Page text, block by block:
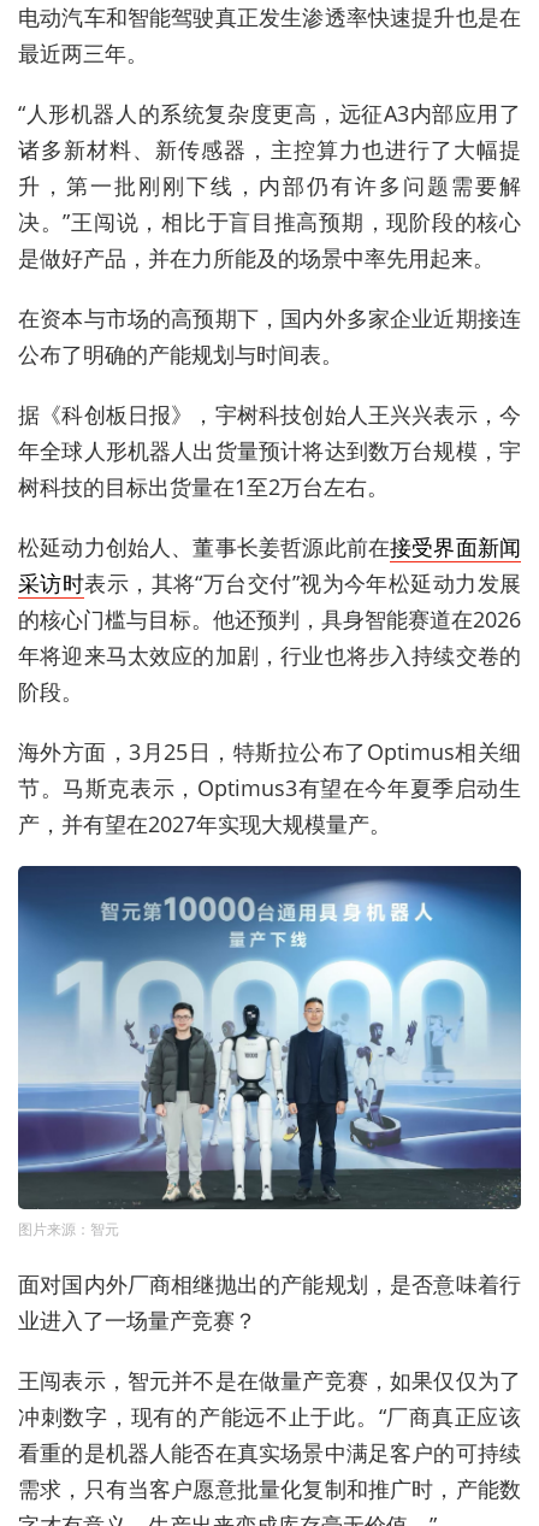
电动汽车和智能驾驶真正发生渗透率快速提升也是在
最近两三年。
“人形机器人的系统复杂度更高，远征A3内部应用了
诸多新材料、新传感器，主控算力也进行了大幅提
升，第一批刚刚下线，内部仍有许多问题需要解
决。”王闯说，相比于盲目推高预期，现阶段的核心
是做好产品，并在力所能及的场景中率先用起来。
在资本与市场的高预期下，国内外多家企业近期接连
公布了明确的产能规划与时间表。
据《科创板日报》，宇树科技创始人王兴兴表示，今
年全球人形机器人出货量预计将达到数万台规模，宇
树科技的目标出货量在1至2万台左右。
松延动力创始人、董事长姜哲源此前在接受界面新闻
采访时表示，其将“万台交付”视为今年松延动力发展
的核心门槛与目标。他还预判，具身智能赛道在2026
年将迎来马太效应的加剧，行业也将步入持续交卷的
阶段。
海外方面，3月25日，特斯拉公布了Optimus相关细
节。马斯克表示，Optimus3有望在今年夏季启动生
产，并有望在2027年实现大规模量产。
图片来源：智元
面对国内外厂商相继抛出的产能规划，是否意味着行
业进入了一场量产竞赛？
王闯表示，智元并不是在做量产竞赛，如果仅仅为了
冲刺数字，现有的产能远不止于此。“厂商真正应该
看重的是机器人能否在真实场景中满足客户的可持续
需求，只有当客户愿意批量化复制和推广时，产能数